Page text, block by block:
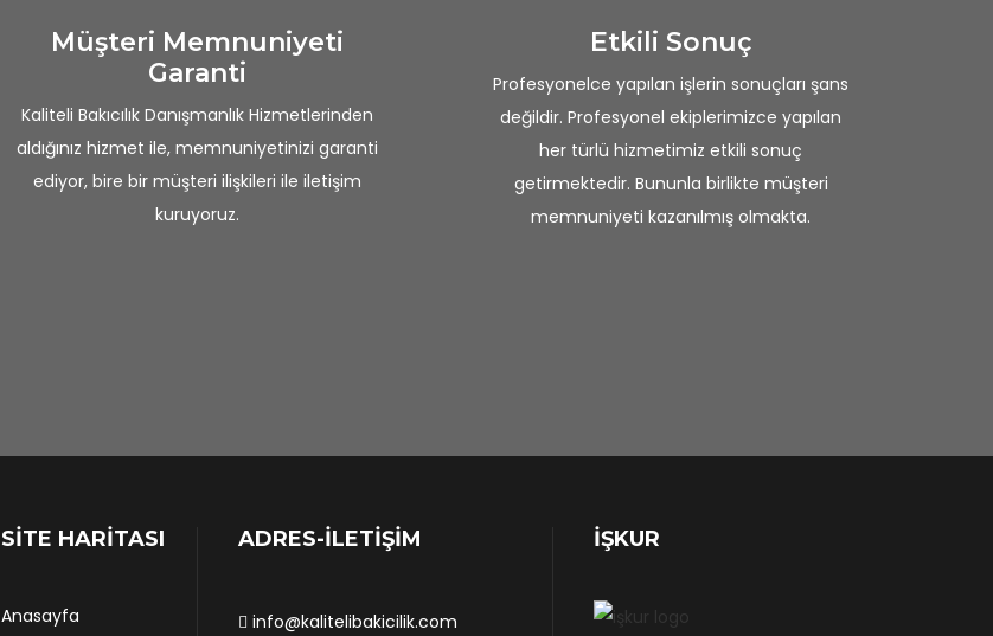
Müşteri Memnuniyeti
Garanti
Kaliteli Bakıcılık Danışmanlık Hizmetlerinden
aldığınız hizmet ile, memnuniyetinizi garanti
ediyor, bire bir müşteri ilişkileri ile iletişim
kuruyoruz.
Etkili Sonuç
Profesyonelce yapılan işlerin sonuçları şans
değildir. Profesyonel ekiplerimizce yapılan
her türlü hizmetimiz etkili sonuç
getirmektedir. Bununla birlikte müşteri
memnuniyeti kazanılmış olmakta.
SİTE HARİTASI
Anasayfa
ADRES-İLETİŞİM
info@kalitelibakicilik.com
İŞKUR